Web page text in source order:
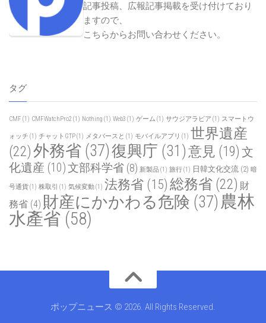
記事投稿、広報記事掲載を受け付けており
ますので、
こちらからお問い合わせください。
タグ
CMF (1) CMFWatchPro2 (1) Nothing (1) Web3 (1) ゲーム (1) サウジアラビア (1) スマートウ
ォッチ (1) チャットGTP(1) メタバースと (1) モバイルアプリ (1) 世界遺産
(22)外務省 (37)復興庁 (31)意見 (19) 文
化遺産 (10)文部科学省 (8) 新製品(1) 旅行(1) 日韓文化交流 (2) 暗
号通貨(1) 株取引 (1) 気候変動(1) 法務省 (15) 総務省 (22) 財
務省 (4) 財産にかかわる危険 (37) 農林
水產省 (58)
ポップニュース © 2026. All Rights Reserved.